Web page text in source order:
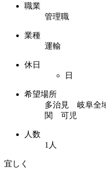
職業
管理職
業種
運輸
休日
日
希望場所
多治見 岐阜
関 可児
人数
1人
宜しく